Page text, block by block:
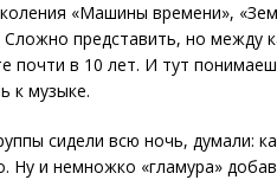
«Машины времени»,
Сложно представить, но между
почти в 10 лет. И тут
к музыке.
сидели всю ночь, думали:
Ну и немножко «гламура»